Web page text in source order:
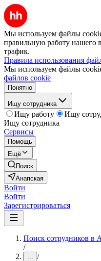
Мы используем файлы
правильную работу нашего
трафик.
Правила использования
Мы используем файлы
файлов cookie
Понятно
Ищу сотрудника
Ищу работу
Ищу
Ищу сотрудника
Сервисы
Помощь
Ещё
Поиск
Анапская
Войти
Войти
Зарегистрироваться
Поиск сотрудников в
/
... /